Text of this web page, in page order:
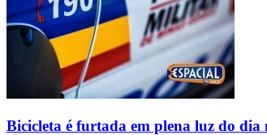
Bicicleta é furtada em plena luz do